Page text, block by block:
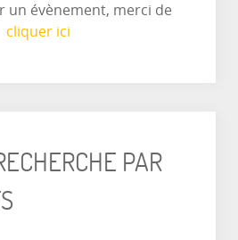
un évènement, merci de
cliquer ici
PAR